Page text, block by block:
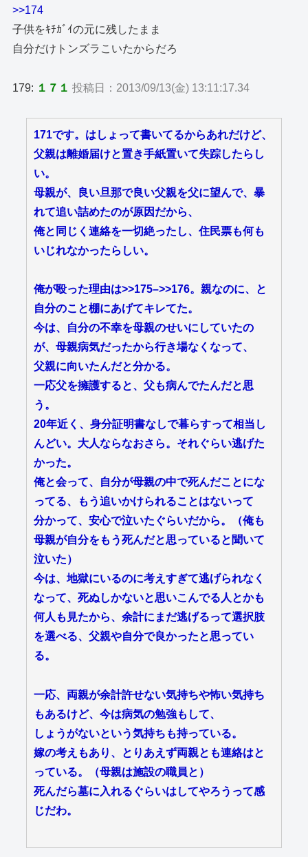
>>174
子供をｷﾁｶﾞｲの元に残したまま
自分だけトンズラこいたからだろ
179: １７１ 投稿日：2013/09/13(金) 13:11:17.34
171です。はしょって書いてるからあれだけど、
父親は離婚届けと置き手紙置いて失踪したらし
い。
母親が、良い旦那で良い父親を父に望んで、暴
れて追い詰めたのが原因だから、
俺と同じく連絡を一切絶ったし、住民票も何も
いじれなかったらしい。
俺が殴った理由は>>175–>>176。親なのに、と
自分のこと棚にあげてキレてた。
今は、自分の不幸を母親のせいにしていたの
が、母親病気だったから行き場なくなって、
父親に向いたんだと分かる。
一応父を擁護すると、父も病んでたんだと思
う。
20年近く、身分証明書なしで暮らすって相当し
んどい。大人ならなおさら。それぐらい逃げた
かった。
俺と会って、自分が母親の中で死んだことにな
ってる、もう追いかけられることはないって
分かって、安心で泣いたぐらいだから。（俺も
母親が自分をもう死んだと思っていると聞いて
泣いた）
今は、地獄にいるのに考えすぎて逃げられなく
なって、死ぬしかないと思いこんでる人とかも
何人も見たから、余計にまだ逃げるって選択肢
を選べる、父親や自分で良かったと思ってい
る。
一応、両親が余計許せない気持ちや怖い気持ち
もあるけど、今は病気の勉強もして、
しょうがないという気持ちも持っている。
嫁の考えもあり、とりあえず両親とも連絡はと
っている。（母親は施設の職員と）
死んだら墓に入れるぐらいはしてやろうって感
じだわ。